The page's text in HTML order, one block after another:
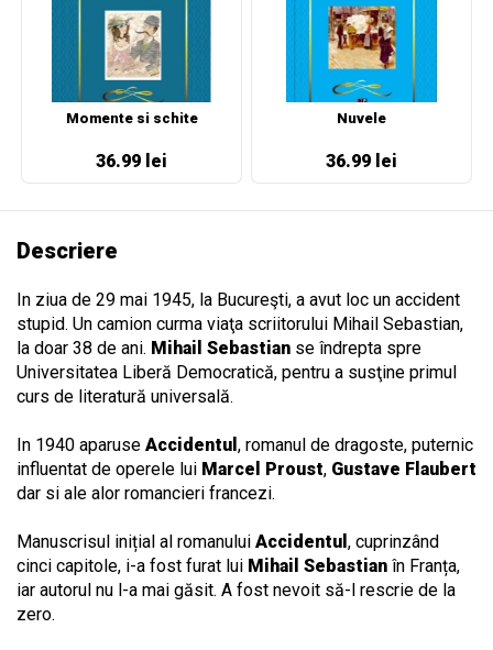
Momente si schite
36.99 lei
Nuvele
36.99 lei
Descriere
In ziua de 29 mai 1945, la Bucureşti, a avut loc un accident
stupid. Un camion curma viaţa scriitorului Mihail Sebastian,
la doar 38 de ani. Mihail Sebastian se îndrepta spre
Universitatea Liberă Democratică, pentru a susţine primul
curs de literatură universală.
In 1940 aparuse Accidentul , romanul de dragoste, puternic
influentat de operele lui Marcel Proust, Gustave Flaubert
dar si ale alor romancieri francezi.
Manuscrisul inițial al romanului Accidentul , cuprinzând
cinci capitole, i-a fost furat lui Mihail Sebastian în Franța,
iar autorul nu l-a mai găsit. A fost nevoit să-l rescrie de la
zero.